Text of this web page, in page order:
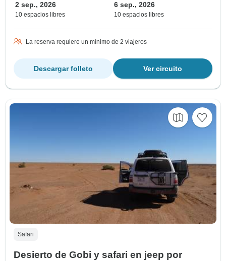
2 sep., 2026
10 espacios libres
6 sep., 2026
10 espacios libres
La reserva requiere un mínimo de 2 viajeros
Ver circuito
Descargar folleto
Safari
Desierto de Gobi y safari en jeep por